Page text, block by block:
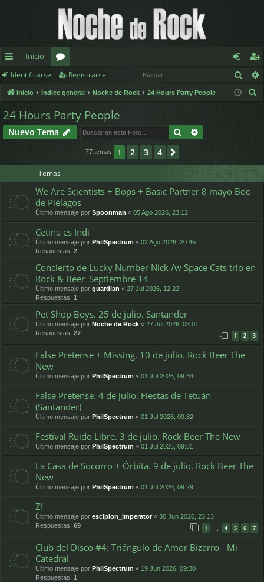
nl
ac
es
rá
Inicio
or
os
de
nt
eg
ist
Identificarse Registrarse
Inicio Índice general Noche de Rock 24 Hours Party People
24 Hours Party People
Nuevo Tema Buscar
77 temas 1 2 3 4
Temas
We Are Scientists + Bops + Basic Partner 8 mayo Boo
de Piélagos
Último mensaje por Spoonman « 05 Ago 2026, 23:12
Cetina es Indi
Último mensaje por PhilSpectrum « 02 Ago 2026, 20:45
Respuestas: 2
Concierto de Lucky Number Nick /w Space Cats trio en
Rock & Beer_Septiembre 14
Último mensaje por guardian « 27 Jul 2026, 12:22
Respuestas: 1
Pet Shop Boys. 25 de julio. Santander
Último mensaje por Noche de Rock « 27 Jul 2026, 08:01
Respuestas: 27 1 2 3
False Pretense + Missing. 10 de julio. Rock Beer The
New
Último mensaje por PhilSpectrum « 01 Jul 2026, 09:34
False Pretense. 4 de julio. Fiestas de Tetuán
(Santander)
Último mensaje por PhilSpectrum « 01 Jul 2026, 09:32
Festival Ruido Libre. 3 de julio. Rock Beer The New
Último mensaje por PhilSpectrum « 01 Jul 2026, 09:31
La Casa de Socorro + Órbita. 9 de julio. Rock Beer The
New
Último mensaje por PhilSpectrum « 01 Jul 2026, 09:29
Z!
Último mensaje por escipion_imperator « 30 Jun 2026, 23:13
Respuestas: 69 1 … 4 5 6 7
Club del Disco #4: Triángulo de Amor Bizarro - Mi
Catedral
Último mensaje por PhilSpectrum « 19 Jun 2026, 09:30
Respuestas: 1